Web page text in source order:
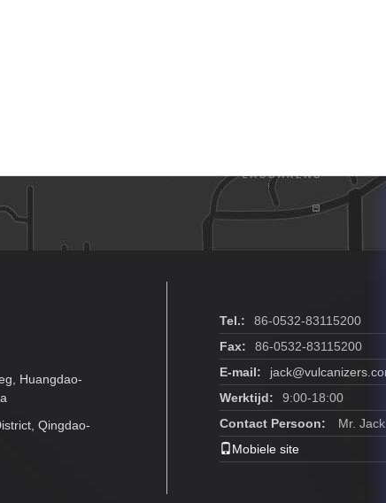
Huangdao-
Qingdao-
Tel.:
86-0532-83115200
Fax:
86-0532-83115200
E-mail:
Werktijd:
9:00-18:00
Contact Persoon:
Mr. Jack
Mobiele site